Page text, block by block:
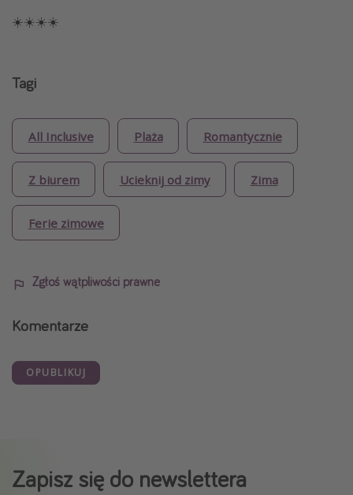
☀️☀️☀️☀️
Tagi
All Inclusive Plaża Romantycznie
Z biurem Ucieknij od zimy Zima
Ferie zimowe
Zgłoś wątpliwości prawne
Komentarze
OPUBLIKUJ
Zapisz się do newslettera